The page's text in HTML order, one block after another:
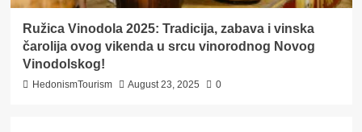
Ružica Vinodola 2025: Tradicija, zabava i vinska
čarolija ovog vikenda u srcu vinorodnog Novog
Vinodolskog!
HedonismTourism August 23, 2025 0